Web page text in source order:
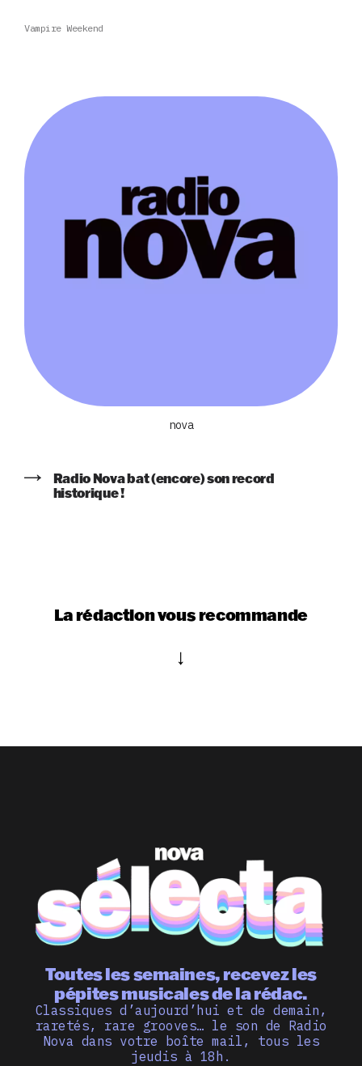
Vampire Weekend
nova
Radio Nova bat (encore) son record
historique !
La rédaction vous recommande
Toutes les semaines, recevez les
pépites musicales de la rédac.
Classiques d’aujourd’hui et de demain,
raretés, rare grooves… le son de Radio
Nova dans votre boîte mail, tous les
jeudis à 18h.